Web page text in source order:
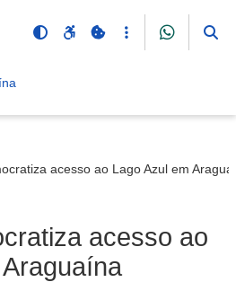
acesso ao Lago Azul em
acesso ao